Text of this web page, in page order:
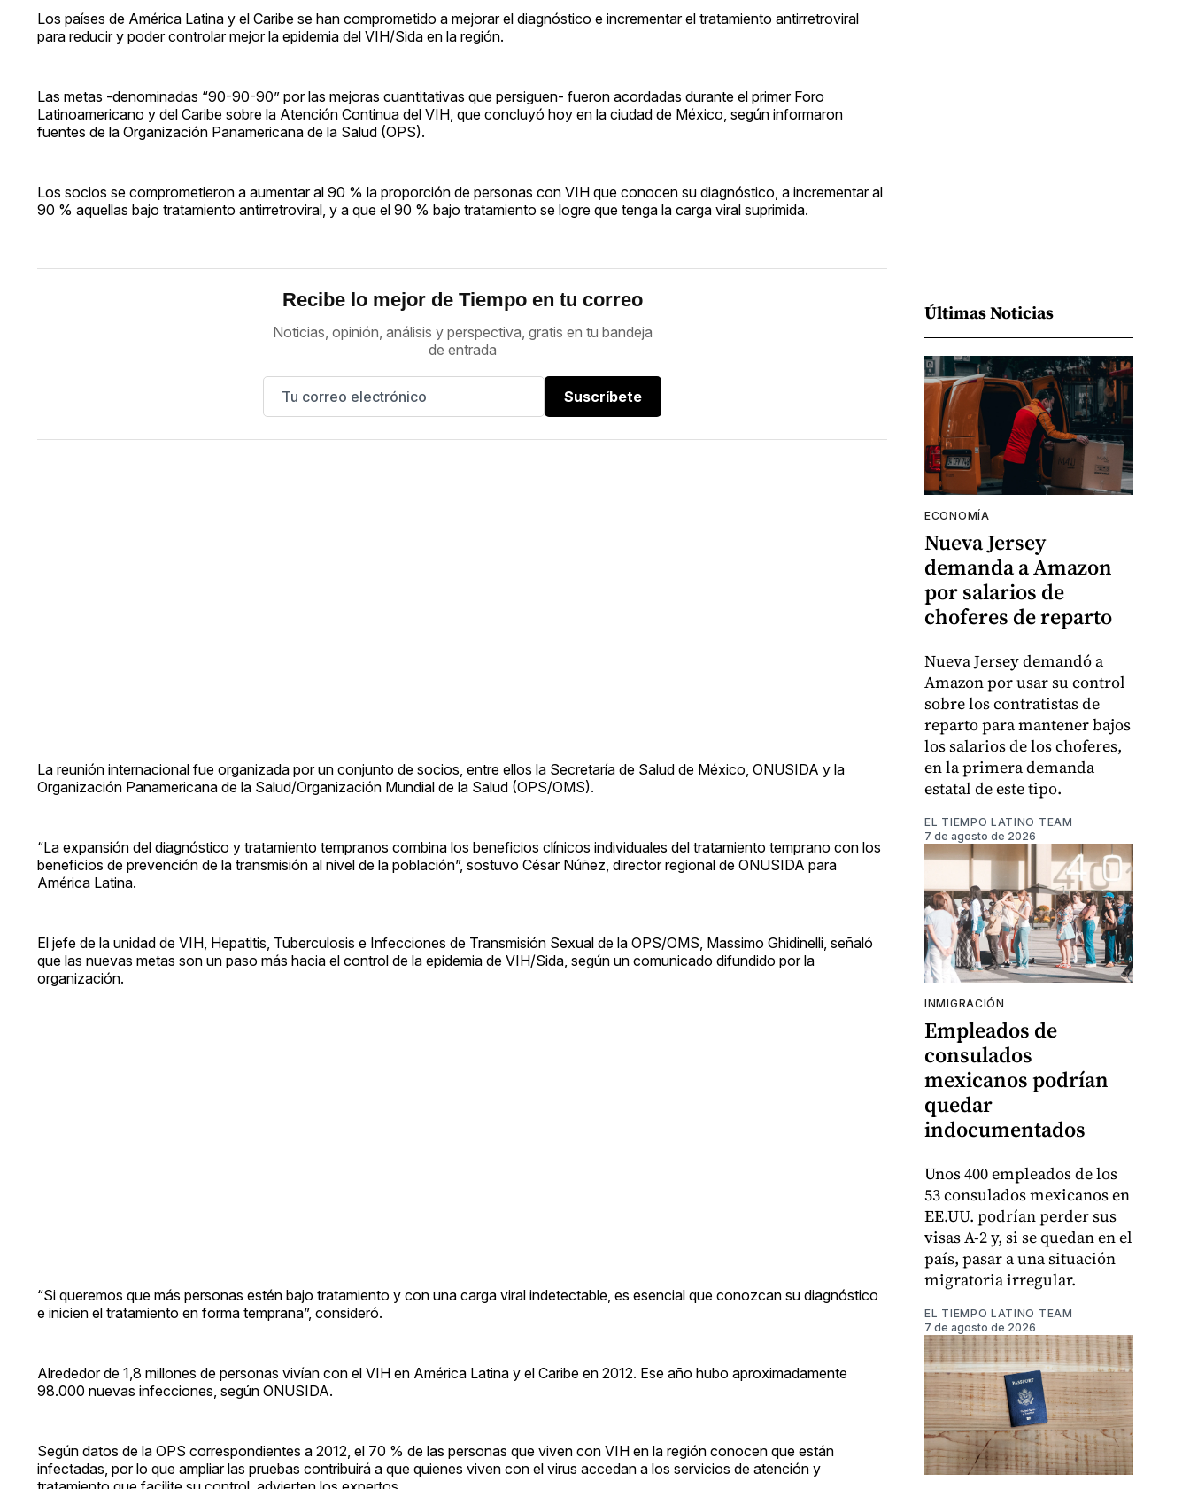
Los países de América Latina y el Caribe se han comprometido a mejorar el diagnóstico e incrementar el tratamiento antirretroviral
para reducir y poder controlar mejor la epidemia del VIH/Sida en la región.
Las metas -denominadas “90-90-90” por las mejoras cuantitativas que persiguen- fueron acordadas durante el primer Foro
Latinoamericano y del Caribe sobre la Atención Continua del VIH, que concluyó hoy en la ciudad de México, según informaron
fuentes de la Organización Panamericana de la Salud (OPS).
Los socios se comprometieron a aumentar al 90 % la proporción de personas con VIH que conocen su diagnóstico, a incrementar al
90 % aquellas bajo tratamiento antirretroviral, y a que el 90 % bajo tratamiento se logre que tenga la carga viral suprimida.
Recibe lo mejor de Tiempo en tu correo
Noticias, opinión, análisis y perspectiva, gratis en tu bandeja
de entrada
Suscríbete
La reunión internacional fue organizada por un conjunto de socios, entre ellos la Secretaría de Salud de México, ONUSIDA y la
Organización Panamericana de la Salud/Organización Mundial de la Salud (OPS/OMS).
“La expansión del diagnóstico y tratamiento tempranos combina los beneficios clínicos individuales del tratamiento temprano con los
beneficios de prevención de la transmisión al nivel de la población”, sostuvo César Núñez, director regional de ONUSIDA para
América Latina.
El jefe de la unidad de VIH, Hepatitis, Tuberculosis e Infecciones de Transmisión Sexual de la OPS/OMS, Massimo Ghidinelli, señaló
que las nuevas metas son un paso más hacia el control de la epidemia de VIH/Sida, según un comunicado difundido por la
organización.
“Si queremos que más personas estén bajo tratamiento y con una carga viral indetectable, es esencial que conozcan su diagnóstico
e inicien el tratamiento en forma temprana”, consideró.
Alrededor de 1,8 millones de personas vivían con el VIH en América Latina y el Caribe en 2012. Ese año hubo aproximadamente
98.000 nuevas infecciones, según ONUSIDA.
Según datos de la OPS correspondientes a 2012, el 70 % de las personas que viven con VIH en la región conocen que están
infectadas, por lo que ampliar las pruebas contribuirá a que quienes viven con el virus accedan a los servicios de atención y
Últimas Noticias
ECONOMÍA
Nueva Jersey
demanda a Amazon
por salarios de
choferes de reparto
Nueva Jersey demandó a
Amazon por usar su control
sobre los contratistas de
reparto para mantener bajos
los salarios de los choferes,
en la primera demanda
estatal de este tipo.
EL TIEMPO LATINO TEAM
7 de agosto de 2026
INMIGRACIÓN
Empleados de
consulados
mexicanos podrían
quedar
indocumentados
Unos 400 empleados de los
53 consulados mexicanos en
EE.UU. podrían perder sus
visas A-2 y, si se quedan en el
país, pasar a una situación
migratoria irregular.
EL TIEMPO LATINO TEAM
7 de agosto de 2026